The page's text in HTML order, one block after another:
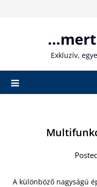
Exkluzív,
A különböző nagyságú